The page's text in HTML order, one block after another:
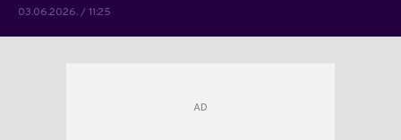
03.06.2026. / 11:25